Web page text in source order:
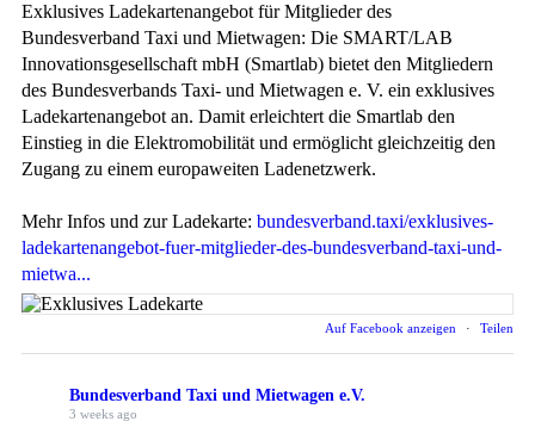
Exklusives Ladekartenangebot für Mitglieder des
Bundesverband Taxi und Mietwagen: Die SMART/LAB
Innovationsgesellschaft mbH (Smartlab) bietet den Mitgliedern
des Bundesverbands Taxi- und Mietwagen e. V. ein exklusives
Ladekartenangebot an. Damit erleichtert die Smartlab den
Einstieg in die Elektromobilität und ermöglicht gleichzeitig den
Zugang zu einem europaweiten Ladenetzwerk.
Mehr Infos und zur Ladekarte: bundesverband.taxi/exklusives-
ladekartenangebot-fuer-mitglieder-des-bundesverband-taxi-und-
mietwa...
Auf Facebook anzeigen · Teilen
Bundesverband Taxi und Mietwagen e.V.
3 weeks ago